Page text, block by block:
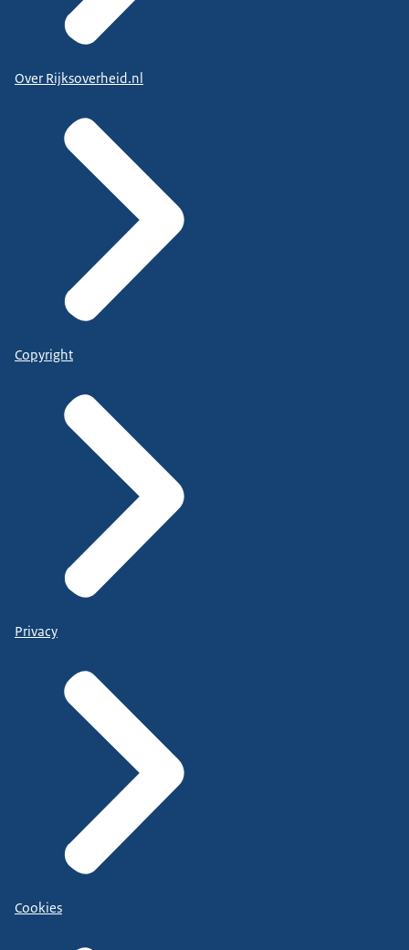
Over Rijksoverheid.nl
Copyright
Privacy
Cookies